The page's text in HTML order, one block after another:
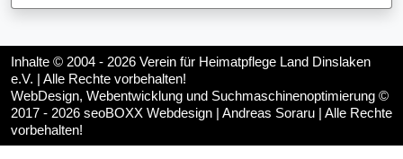
Inhalte © 2004 - 2026 Verein für Heimatpflege Land Dinslaken
e.V. | Alle Rechte vorbehalten!
WebDesign, Webentwicklung und Suchmaschinenoptimierung ©
2017 - 2026 seoBOXX Webdesign | Andreas Soraru | Alle Rechte
vorbehalten!